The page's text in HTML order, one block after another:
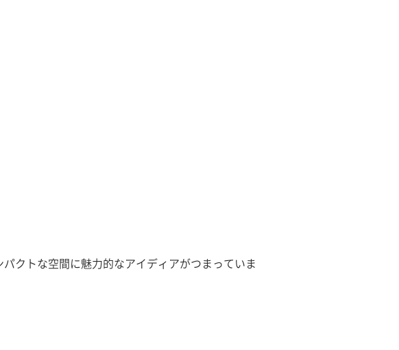
クトな空間に魅力的なアイディアがつまっていま